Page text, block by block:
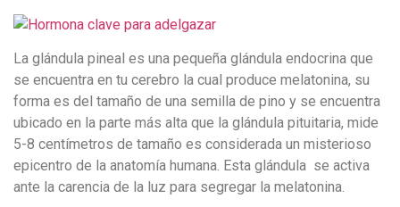
La glándula pineal es una pequeña glándula endocrina que
se encuentra en tu cerebro la cual produce melatonina, su
forma es del tamaño de una semilla de pino y se encuentra
ubicado en la parte más alta que la glándula pituitaria, mide
5-8 centímetros de tamaño es considerada un misterioso
epicentro de la anatomía humana. Esta glándula se activa
ante la carencia de la luz para segregar la melatonina.